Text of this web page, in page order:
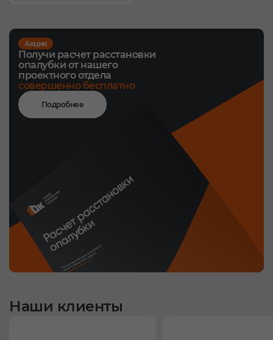
Акция
Получи расчет расстановки
опалубки от нашего
проектного отдела
совершенно бесплатно
Подробнее
Наши клиенты